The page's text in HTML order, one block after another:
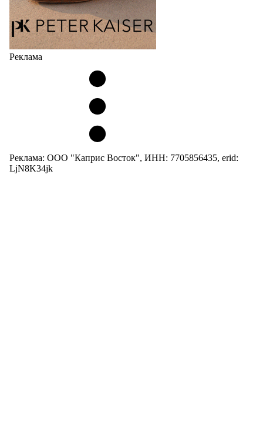
Реклама
Реклама: ООО "Каприс Восток", ИНН: 7705856435, erid:
LjN8K34jk